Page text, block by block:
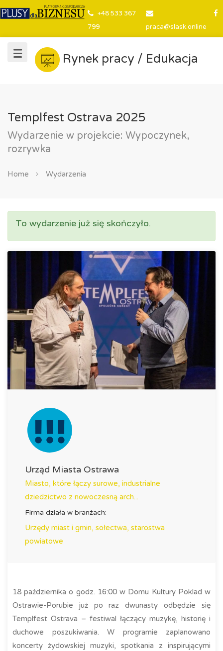
+48 533 367
799
praca@slask.online
Rynek pracy / Edukacja
Templfest Ostrava 2025
Wydarzenie w projekcie: Wypoczynek,
rozrywka
Home Wydarzenia
To wydarzenie już się skończyło.
Urząd Miasta Ostrawa
Miasto, które łączy surowe, industrialne
dziedzictwo z nowoczesną arch...
Firma działa w branżach:
Urzędy miast i gmin, sołectwa, starostwa
powiatowe
18 października o godz. 16:00 w Domu Kultury Poklad w
Ostrawie-Porubie już po raz dwunasty odbędzie się
Templfest Ostrava – festiwal łączący muzykę, historię i
duchowe poszukiwania. W programie zaplanowano
koncerty żydowskiej muzyki, spotkania z inspirującymi